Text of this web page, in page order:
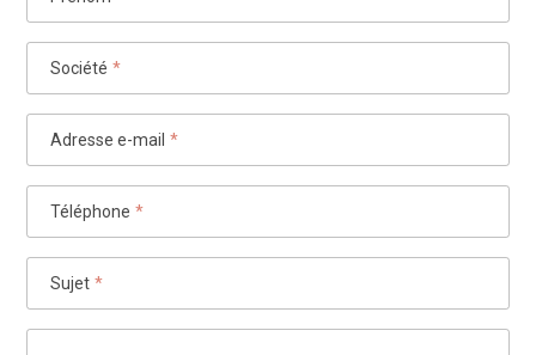
Société *
Adresse e-mail *
Téléphone *
Sujet *